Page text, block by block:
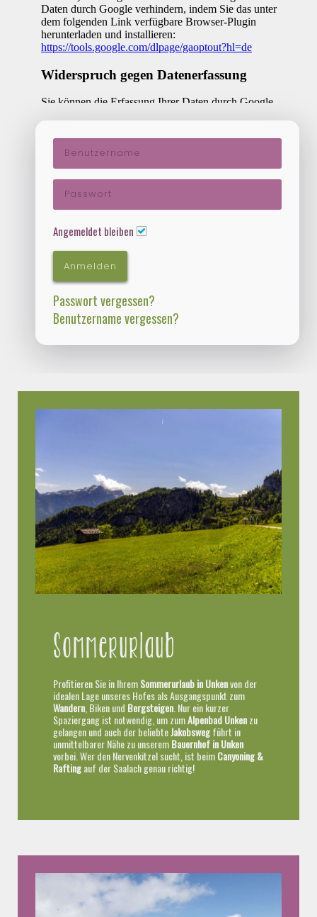
Angemeldet bleiben
Anmelden
Passwort vergessen?
Benutzername vergessen?
Sommerurlaub
Profitieren Sie in IhremSommerurlaub in Unkenvon der
idealen Lage unseres Hofes als Ausgangspunkt zum
Wandern , Biken und Bergsteigen . Nur ein kurzer
Spaziergang ist notwendig, um zumAlpenbadUnkenzu
gelangen und auch der beliebteJakobswegführt in
unmittelbarer Nähe zu unseremBauernhof in Unken
vorbei. Wer den Nervenkitzel sucht, ist beimCanyoning &
Raftingauf der Saalach genau richtig!